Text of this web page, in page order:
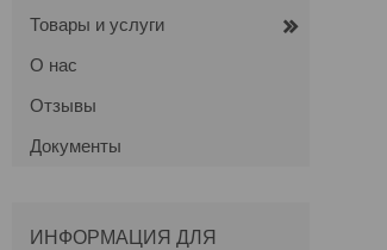
Товары и услуги
О нас
Отзывы
Документы
ИНФОРМАЦИЯ ДЛЯ